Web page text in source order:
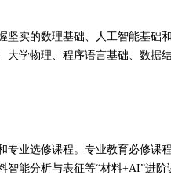
实的数理基础、人工智能基础
大学物理、程序语言基础、数据
业选修课程。专业教育必修课
智能分析与表征等“材料+AI”进